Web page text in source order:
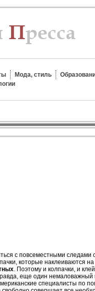
Мода, стиль
с повсеместными следами
которые наклеиваются на
. Поэтому и колпачки, и
еще один
специалисты по